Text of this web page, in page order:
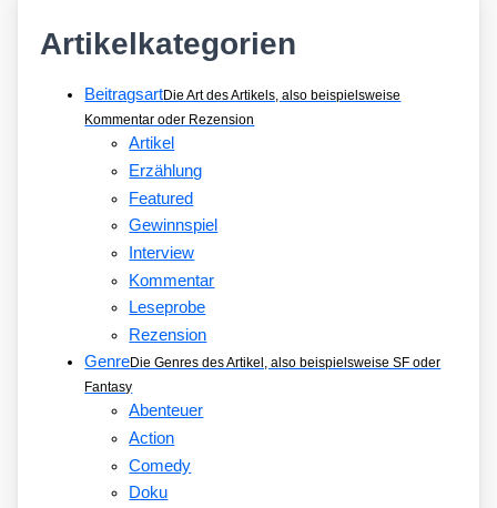
Artikelkategorien
BeitragsartDie Art des Artikels, also beispielsweise
Kommentar oder Rezension
Artikel
Erzählung
Featured
Gewinnspiel
Interview
Kommentar
Leseprobe
Rezension
GenreDie Genres des Artikel, also beispielsweise SF oder
Fantasy
Abenteuer
Action
Comedy
Doku